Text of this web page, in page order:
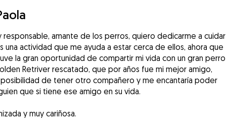
responsable, amante de los perros, quiero dedicarme a cuidar
una actividad que me ayuda a estar cerca de ellos, ahora que
la gran oportunidad de compartir mi vida con un gran perro
Retriver rescatado, que por años fue mi mejor amigo,
de tener otro compañero y me encantaría poder
que si tiene ese amigo en su vida.
y muy cariñosa.